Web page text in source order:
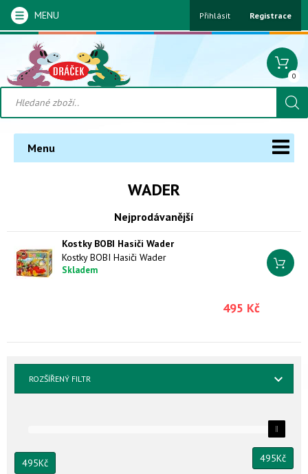
MENU Přihlásit Registrace
0
Menu
WADER
Nejprodávanější
Kostky BOBI Hasiči Wader
Kostky BOBI Hasiči Wader
Skladem
495 Kč
ROZŠÍŘENÝ FILTR
495Kč 495Kč